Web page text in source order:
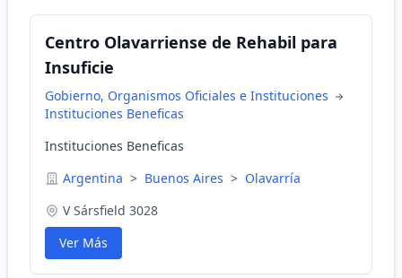
Centro Olavarriense de Rehabil para
Insuficie
Gobierno, Organismos Oficiales e Instituciones
Instituciones Beneficas
Instituciones Beneficas
Argentina > Buenos Aires > Olavarría
V Sársfield 3028
Ver Más